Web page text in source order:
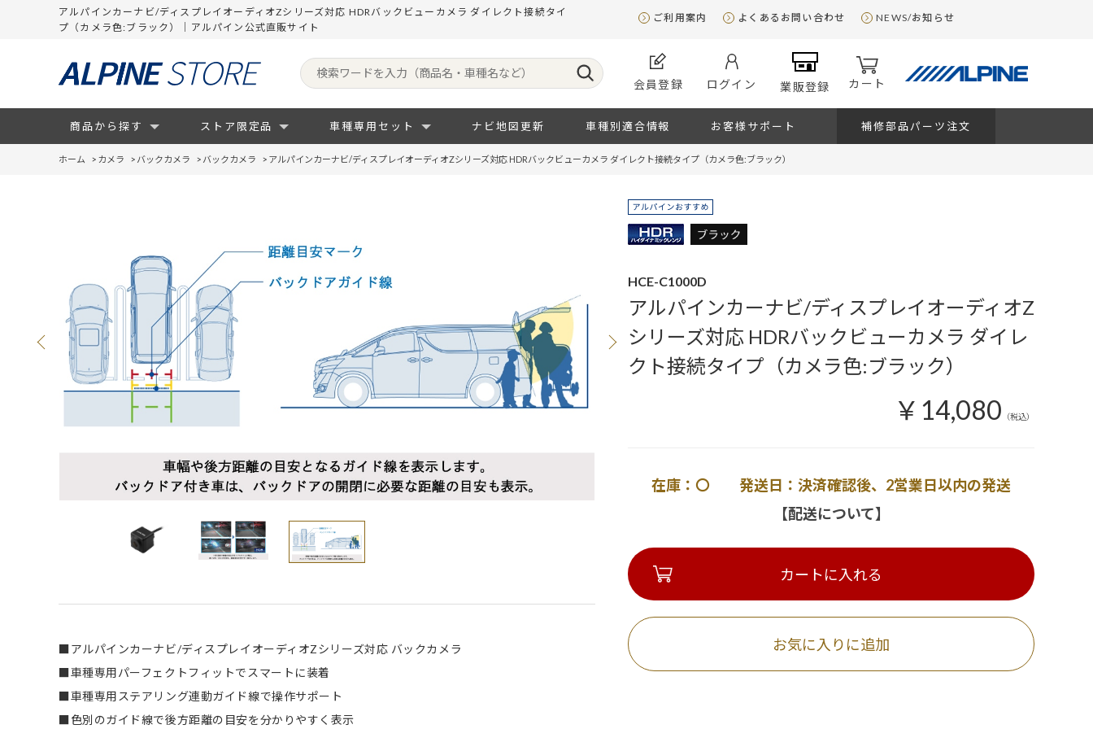
アルパインカーナビ/ディスプレイオーディオZシリーズ対応 HDRバックビューカメラ ダイレクト接続タイ
プ（カメラ色:ブラック）｜アルパイン公式直販サイト
ご利用案内 よくあるお問い合わせ NEWS/お知らせ
会員登録 ログイン 業販登録 カート
商品から探す ストア限定品 車種専用セット ナビ地図更新 車種別適合情報 お客様サポート 補修部品パーツ注文
ホーム > カメラ > バックカメラ > バックカメラ > アルパインカーナビ/ディスプレイオーディオZシリーズ対応 HDRバックビューカメラ ダイレクト接続タイプ（カメラ色:ブラック）
■アルパインカーナビ/ディスプレイオーディオZシリーズ対応 バックカメラ
■車種専用パーフェクトフィットでスマートに装着
■車種専用ステアリング連動ガイド線で操作サポート
■色別のガイド線で後方距離の目安を分かりやすく表示
HCE-C1000D
アルパインカーナビ/ディスプレイオーディオZ
シリーズ対応 HDRバックビューカメラ ダイレ
クト接続タイプ（カメラ色:ブラック）
￥14,080 （税込）
在庫：〇 発送日：決済確認後、2営業日以内の発送
【配送について】
カートに入れる
お気に入りに追加